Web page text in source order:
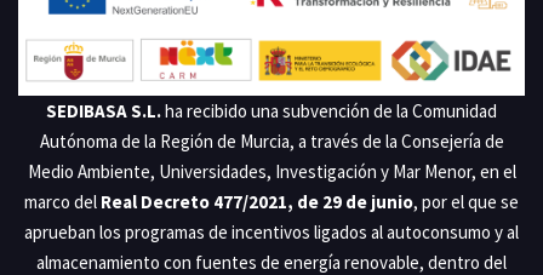
SEDIBASA S.L.ha recibido una subvención de la Comunidad
Autónoma de la Región de Murcia, a través de la Consejería de
Medio Ambiente, Universidades, Investigación y Mar Menor, en el
marco del Real Decreto 477/2021, de 29 de junio, por el que se
aprueban los programas de incentivos ligados al autoconsumo y al
almacenamiento con fuentes de energía renovable, dentro del